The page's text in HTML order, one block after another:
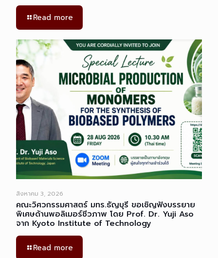
Read more
สิงหาคม 3, 2026
คณะวิศวกรรมศาสตร์ มทร.ธัญบุรี ขอเชิญฟังบรรยาย
พิเศษด้านพอลิเมอร์ชีวภาพ โดย Prof. Dr. Yuji Aso
จาก Kyoto Institute of Technology
Read more